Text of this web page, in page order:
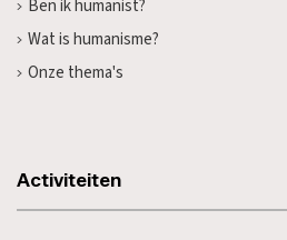
Ben ik humanist?
Wat is humanisme?
Onze thema's
Activiteiten